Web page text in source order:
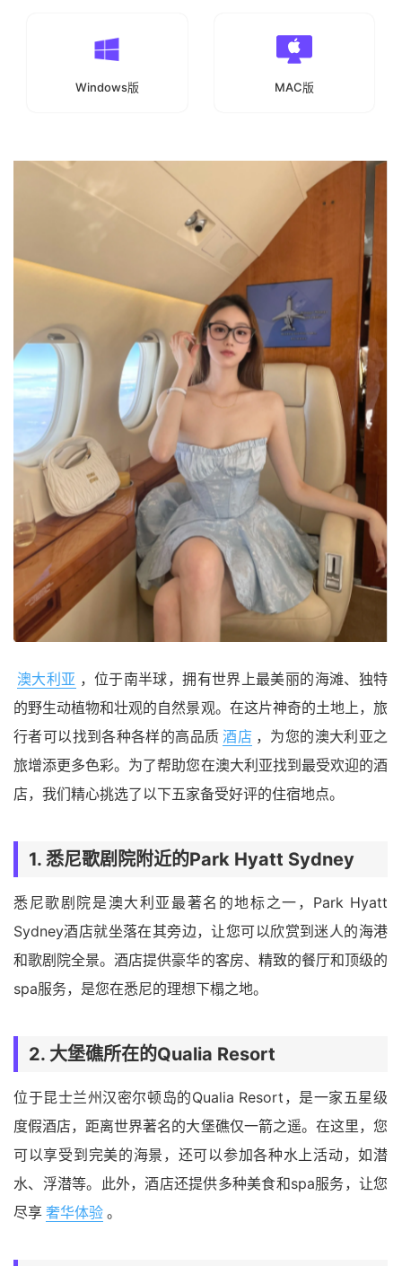
Windows版 MAC版
澳大利亚 ，位于南半球，拥有世界上最美丽的海滩、独特
的野生动植物和壮观的自然景观。在这片神奇的土地上，旅
行者可以找到各种各样的高品质 酒店 ，为您的澳大利亚之
旅增添更多色彩。为了帮助您在澳大利亚找到最受欢迎的酒
店，我们精心挑选了以下五家备受好评的住宿地点。
1. 悉尼歌剧院附近的Park Hyatt Sydney
悉尼歌剧院是澳大利亚最著名的地标之一，Park Hyatt
Sydney酒店就坐落在其旁边，让您可以欣赏到迷人的海港
和歌剧院全景。酒店提供豪华的客房、精致的餐厅和顶级的
spa服务，是您在悉尼的理想下榻之地。
2. 大堡礁所在的Qualia Resort
位于昆士兰州汉密尔顿岛的Qualia Resort，是一家五星级
度假酒店，距离世界著名的大堡礁仅一箭之遥。在这里，您
可以享受到完美的海景，还可以参加各种水上活动，如潜
水、浮潜等。此外，酒店还提供多种美食和spa服务，让您
尽享 奢华体验 。